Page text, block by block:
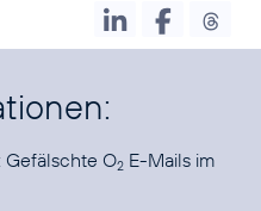
Gefälschte O2 E-Mails im